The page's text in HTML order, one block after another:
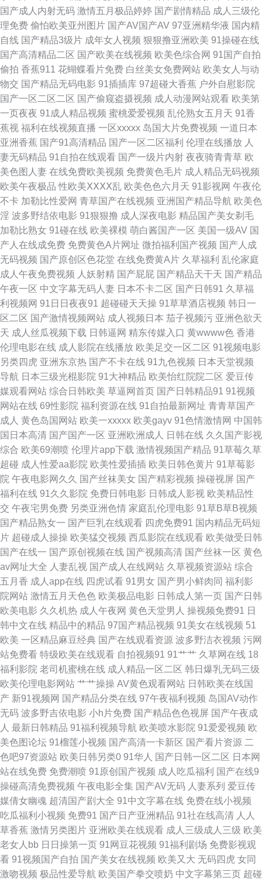
一色秀直播 欧美性交免费网站 深夜浮力视频 91超碰导航中字 变态91网站 成
人在线免费 国产激情一区 久久玖玖视 男女靠逼国产 欧洲操逼艺术 熟妇伦理
片 中文字幕日韩电影 97人人舔 超碰在线人人看 福利社午夜福利 精品久久超
碰 美女视频网站 日韩无码三级 亚洲天堂2025 91熟妇探花 www伊人a片 传
媒AV影视 国产影院 另类激情网 人人爱超碰 99热这里有9 大香蕉伊色 韩日
123区 另类婷婷 欧美天天激情 亚洲黄色小说网址 91九色123区 肏屄视频网
址 囯产精品一二三 久草手机在线视频 内射喷水高潮视频 日日夜夜看毛片 在
线黄色网 白丝喷水网站 国产欧美日韩另类 欧美福利中出 日韩三级毛片免 亚
洲色图第三页 99国产丝袜足交 草比在线观看 国产精品自拍官网 另类Av色五
月 青娱乐999 四虎av在线网址 中文AV三级 91专区熟女 国产情侣久久 美女
bb 婷婷性爱 尤物自拍成人 91天堂视频 超碰99热 韩日一区视频 另类图亚洲
青青草社区 三级视频国产 午夜天堂91视频 91茄子看片 成人剧场 国产一线二
线 久草视频资源站 蜜桃午夜福利院 日韩AV首 五月天A片 在线观看污视频 91
色啦自拍 WWW曰逼 国产欧美二 久久性交网p 日本A∨ 熟女91 伊人综合另类
AV美女网址 国产第一页影院 九一传媒作品 青青操avbb 手机看片青青草 91
插插插精品 av激情黄亚洲 福利网址导航在线 久草精品视频 日本情色2区3区
亚州色图1 91av福利 97福利在线 草莓伊人成人网 精免费国产 欧美日韩一级
二级 婷婷色色五月天 在线观看91视频 97激情97激情 超碰福利av 国产成人
论坛 精品成人毛久久片 男人影院网 三级片操逼 影音先锋俺去啦 97超碰探花
成人深夜福利18 狠狠谢影院 青青操黄色网址 午夜激情福利 91成人影 www
久久伊人 国模100p 美女抠逼视频 欧美一区二区蜜桃 韩国理论av电影 欧美
丝袜婷婷 自慰91 av男人天堂手机 国产精品精品久久 久草欧美在线观看 日韩
欧美三级 亚洲动态色图 91探花app 超碰草碰 黑丝袜喷水视频网 麻豆免费男
女叉草 日韩精品乱 亚洲黄色免费电影 91日本 成人自慰网站香蕉 狼人综合
AV 日韩成人无码免费 亚洲成人小说网址 97不卡视频 成人又大又黄免费 韩
日屄视频 男人的天堂红桃 日韩欧美亚洲成人 91成人在线网址 www黑料尤物
国产精品成品人品 老司机福利导航站 日韩AV大桥网站 亚洲久色 91茄子桃子
www日韩免费 国产人片久久 欧美成人图片 午夜剧场福利 91少女 超碰肏屄
96 精品日韩 人人艹肏 午夜激情网站入口 91日本在线视频 肏屄视频网址 国
国产成人内射无码 激情五月极品婷婷 国产剧情精品 成人三级伦
理免费 偷怕欧美亚州图片 国产AV国产AV 97亚洲精华液 国内精
自线 国产精品3级片 成年女人视频 狠狠撸亚洲欧美 91操碰在线
国产高清精品二区 国产欧美在线视频 欧美色综合网 91国产自拍
偷拍 香蕉911 花蝴蝶看片免费 白丝美女免费网站 欧美女人与动
物交 国产精品无码电影 91插插库 97超碰大香蕉 户外自慰影院
国产一区二区二区 国产偷窥盗摄视频 成人动漫网站观看 欧美第
一页夜夜 91成人精品视频 蜜桃爱爱视频 乱伦熟女五月天 91香
蕉视 福利在线视频直播 一区xxxxx 岛国大片免费视频 一道日本
亚洲香蕉 国产91高清精品 国产一区二区福利 伦理在线播放 人
妻无码精品 91自拍在线观看 国产一级片内射 夜夜骑青青草 欧
美色图人妻 在线免费欧美视频 免费黄色毛片 成人精品无码视频
欧美午夜极品 性欧美ⅩⅩⅩⅩ乱 欧美色色六月天 91影视网 午夜伦
不卡 加勒比性爱网 青草国产在线视频 亚洲国产精品导航 欧美色
淫 波多野结依电影 91狠狠撸 成人深夜电影 精品国产美女剃毛
加勒比熟女 91碰在线 欧美裸模 萌白酱国产一区 美国一级AV 国
产人在线成免费 免费黄色A片网址 微拍福利国产视频 国产人成
无码视频 国产原创区色花堂 在线免费黄A片 久草福利 乱伦家庭
成人午夜免费视频 人妖射精 国产屁屁 国产精品天干天 国产精品
午夜一区 中文字幕无码人妻 日本不卡二区 国产日韩91 久草福
利视频网 91日日夜夜91 超碰碰天天操 91草草酒店视频 韩日一
区二区 国产激情视频网站 成人视频日本 茄子视频污 亚洲色欲天
天 成人丝瓜视频下载 日韩逼网 精东传媒入口 黄wwww色 香港
伦理电影在线 成人影院在线播放 欧美足交一区二区 91视频电影
另类四虎 亚洲东京热 国产不卡在线 91九色视频 日本天堂视频
导航 日本三级光棍影院 91大神精品 欧美怡红院院二区 爱豆传
媒观看网站 综合日韩欧美 草逼网首页 国产日韩精品91 91视频
网站在线 69性影院 福利资源在线 91自拍最新网址 青青草国产
成人 黄色岛国网站 欧美一xxxxx 欧美gayv 91色情激情网 中国韩
国日本高清 国产国产一区 亚洲欧洲成人 日韩在线 久久国产影视
综合 欧美69潮喷 伦理片app下载 激情视频国产精品 91草莓久草
超碰 成人性爱aa影院 欧美性爱插插 欧美日韩色黄片 91草莓影
院 午夜电影网久久 国产丝袜美女 国产精彩视频 操碰视屏 国产
福利在线 91久久影院 免费日韩电影 日韩成人影视 欧美精品性
交 午夜宅男免费 另类亚洲色情 家庭乱伦理电影 91草B草B视频
国产精品熟女一 国产巨乳在线观看 四虎免费91 国内精品无码短
片 超碰成人操操 欧美猛交视频 西瓜影院在线观看 欧美做受日韩
国产在线一 国产原创视频在线 国产视频高清 国产丝袜一区 黄色
av网址大全 人妻乱视 国产成人在线网站 久草视频资源站 综合
五月香 成人app在线 四虎试看 91男女 国产男小鲜肉同 福利影
院网站 激情五月天色色 欧美极品电影 日韩成人第一页 国产日韩
欧美电影 久久机热 成人午夜网 黄色天堂男人 操视频免费91 日
韩中文在线 精品中的精品 97国产精品视频 91美女在线视频 51
欧美 一区精品麻豆经典 国产在线观看资源 波多野洁衣视频 污网
站免费看 特级欧美在线观看 自拍视频91 91艹艹 久草网在线 18
福利影院 老司机蜜桃在线 成人精品一区二区 韩日爆乳无码三级
欧美伦理电影网站 艹艹操操 AV黄色观看网站 日韩欧美在线国
产 新91视频网 国产精品分类在线 97午夜福利视频 岛国AV动作
无码 波多野吉依电影 小h片免费 国产精品色色视屏 国产午夜成
人 最新日韩精品 91福利视频导航 欧美喷水影院 91爱爱视频 欧
美色图论坛 91榴莲小视频 国产高清一卡新区 国产看片资源 二
色吧97资源站 欧美日韩另类0 91华人 国产日韩一区二区 日本网
站在线免费 免费潮喷 91原创国产视频 成人吃瓜福利 国产在线9
操碰高清免费视频 午夜电影全集 国产AV无码 人妻系列 爱豆传
媒倩女幽魂 超清国产剧大全 91中文字幕在线 免费在线小视频
吃瓜福利小视频 免费91 国产日产亚洲精品 91社在线高清 人人
草香蕉 激情另类图片 亚洲欧美在线观看 成人三级成人三级 欧美
老女人bb 日日操第一页 91网豆花视频 91福利剧场 免费影视观
看 91视频国产自拍 国产美女在线视频 欧美又大 无码四虎 女同
激吻视频 极品性爱导航 欧美国产拳交喷奶 中文字幕第三页 超碰